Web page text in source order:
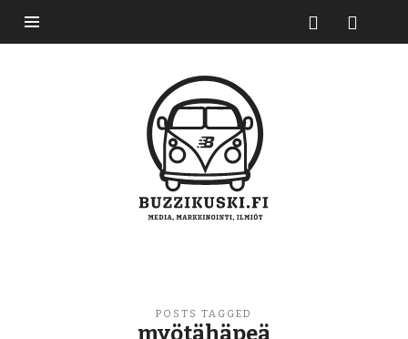
Buzzikuski
POSTS TAGGED
myötähäpeä